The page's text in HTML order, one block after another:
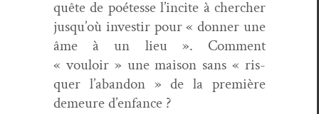
quête de poétesse l’incite à chercher
jusqu’où inve­stir pour « don­ner une
âme à un lieu ». Com­ment
« vouloir » une mai­son sans « ris­
quer l’abandon » de la pre­mière
demeure d’enfance ?